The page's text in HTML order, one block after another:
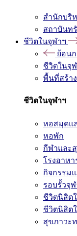
สำนักบริ
สถาบันท
ชีวิตในจุฬาฯ
ย้อน
ชีวิตในจุ
พื้นที่สร้า
ชีวิตในจุฬาฯ
หอสมุดแ
หอพัก
กีฬาและ
โรงอาหา
กิจกรรม
รอบรั้วจุฬ
ชีวิตนิสิต
ชีวิตนิสิต
สุขภาวะ